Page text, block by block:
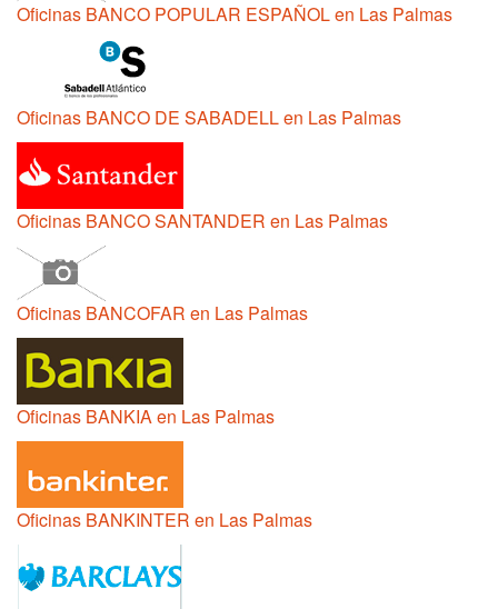
Oficinas BANCO POPULAR ESPAÑOL en Las Palmas
Oficinas BANCO DE SABADELL en Las Palmas
Oficinas BANCO SANTANDER en Las Palmas
Oficinas BANCOFAR en Las Palmas
Oficinas BANKIA en Las Palmas
Oficinas BANKINTER en Las Palmas